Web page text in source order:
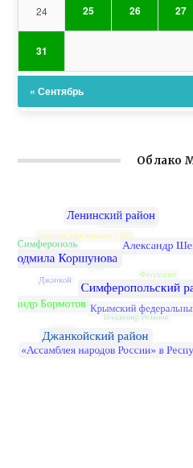
24 25 26 27
31
« Сентябрь
Облако